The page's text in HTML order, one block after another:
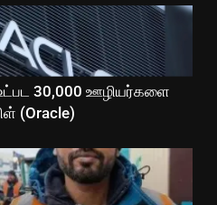
30,000 ஊழியர்களை
(Oracle)